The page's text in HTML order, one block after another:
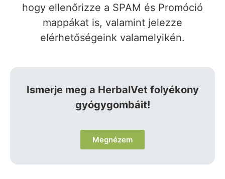
hogy ellenőrizze a SPAM és Promóció
mappákat is, valamint jelezze
elérhetőségeink valamelyikén.
Ismerje meg a HerbalVet folyékony
gyógygombáit!
Megnézem